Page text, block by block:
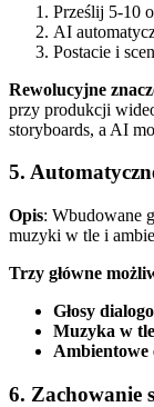
Prześlij 5-10
AI
Postacie i
Rewolucyjne
przy produkcji
storyboards, a AI
5.
Opis: Wbudowane
muzyki w tle i
Trzy główne
Głosy
Muzyka w tle
Ambientowe
6. Zachowanie